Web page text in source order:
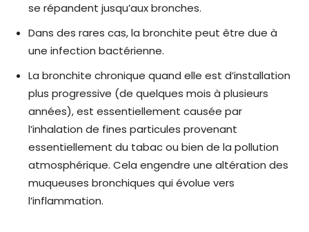
se répandent jusqu’aux bronches.
Dans des rares cas, la bronchite peut être due à
une infection bactérienne.
La bronchite chronique quand elle est d’installation
plus progressive (de quelques mois à plusieurs
années), est essentiellement causée par
l’inhalation de fines particules provenant
essentiellement du tabac ou bien de la pollution
atmosphérique. Cela engendre une altération des
muqueuses bronchiques qui évolue vers
l’inflammation.